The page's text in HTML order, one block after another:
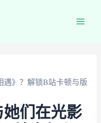
遇》？解锁B站卡顿与版
们在光影